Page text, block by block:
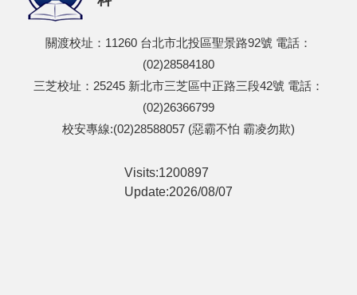
關渡校址：11260 台北市北投區聖景路92號 電話：
(02)28584180
三芝校址：25245 新北市三芝區中正路三段42號 電話：
(02)26366799
校安專線:(02)28588057 (惡霸不怕 霸凌勿欺)
Visits:1200897
Update:2026/08/07